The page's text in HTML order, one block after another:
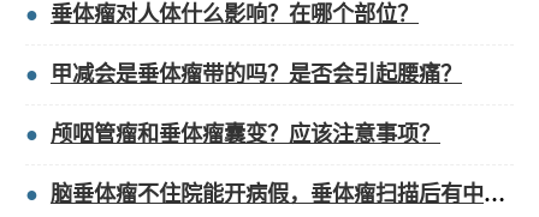
垂体瘤对人体什么影响？在哪个部位？
甲减会是垂体瘤带的吗？是否会引起腰痛？
颅咽管瘤和垂体瘤囊变？应该注意事项？
脑垂体瘤不住院能开病假，垂体瘤扫描后有中度强化？